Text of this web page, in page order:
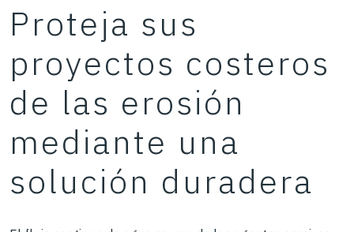
Proteja sus
proyectos costeros
de las erosión
mediante una
solución duradera